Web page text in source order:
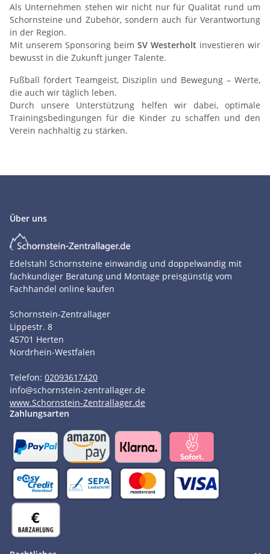
Als Unternehmen stehen wir nicht nur für Qualität rund um
Schornsteine und Zubehör, sondern auch für Verantwortung
in der Region.
Mit unserem Sponsoring beim SV Westerholt investieren wir
bewusst in die Zukunft junger Talente.
Fußball fördert Teamgeist, Disziplin und Bewegung – Werte,
die auch wir täglich leben.
Durch unsere Unterstützung helfen wir dabei, optimale
Trainingsbedingungen für die Kinder zu schaffen und den
Verein nachhaltig zu stärken.
Über uns
Edelstahl Schornsteine einwandig und doppelwandig mit
fachkundiger Beratung und Montage preisgünstig vom
Fachhandel online kaufen
Schornstein-Zentrallager
Lippestr. 8
45701 Herten
Nordrhein-Westfalen
Telefon: 02093617420
info@schornstein-zentrallager.de
www.Schornstein-Zentrallager.de
Zahlungsarten